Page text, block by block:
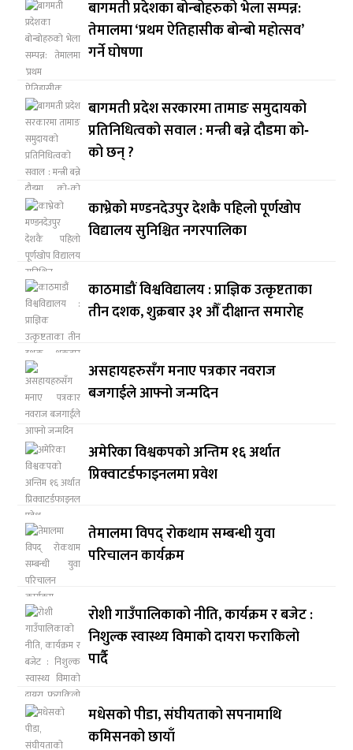
बागमती प्रदेशका बोन्बोहरुको भेला सम्पन्न:
तेमालमा ‘प्रथम ऐतिहासीक बोन्बो महोत्सव’
गर्ने घोषणा
बागमती प्रदेश सरकारमा तामाङ समुदायको
प्रतिनिधित्वको सवाल : मन्त्री बन्ने दौडमा को‐
को छन् ?
काभ्रेको मण्डनदेउपुर देशकै पहिलो पूर्णखोप
विद्यालय सुनिश्चित नगरपालिका
काठमाडौं विश्वविद्यालय : प्राज्ञिक उत्कृष्टताका
तीन दशक, शुक्रबार ३१ औँ दीक्षान्त समारोह
असहायहरुसँग मनाए पत्रकार नवराज
बजगाईले आफ्नो जन्मदिन
अमेरिका विश्वकपको अन्तिम १६ अर्थात
प्रिक्वाटर्डफाइनलमा प्रवेश
तेमालमा विपद् रोकथाम सम्बन्धी युवा
परिचालन कार्यक्रम
रोशी गाउँपालिकाको नीति, कार्यक्रम र बजेट :
निशुल्क स्वास्थ्य विमाको दायरा फराकिलो
पार्दै
मधेसको पीडा, संघीयताको सपनामाथि
कमिसनको छायाँ